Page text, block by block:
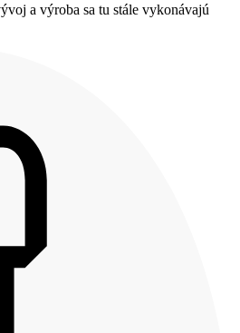
a výroba sa tu stále vykonávajú